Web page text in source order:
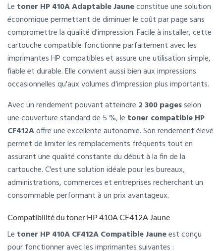
Le toner HP 410A Adaptable Jauneconstitue une solution
économique permettant de diminuer le coût par page sans
compromettre la qualité d'impression. Facile à installer, cette
cartouche compatible fonctionne parfaitement avec les
imprimantes HP compatibles et assure une utilisation simple,
fiable et durable. Elle convient aussi bien aux impressions
occasionnelles qu'aux volumes d'impression plus importants.
Avec un rendement pouvant atteindre 2 300 pagesselon
une couverture standard de 5 %, le toner compatible HP
CF412Aoffre une excellente autonomie. Son rendement élevé
permet de limiter les remplacements fréquents tout en
assurant une qualité constante du début à la fin de la
cartouche. C'est une solution idéale pour les bureaux,
administrations, commerces et entreprises recherchant un
consommable performant à un prix avantageux.
Compatibilité du toner HP 410A CF412A Jaune
Le toner HP 410A CF412A Compatible Jauneest conçu
pour fonctionner avec les imprimantes suivantes :